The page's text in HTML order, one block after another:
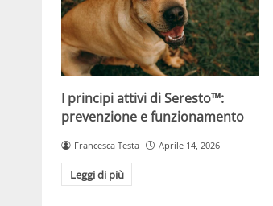
I principi attivi di Seresto™:
prevenzione e funzionamento
Francesca Testa Aprile 14, 2026
Leggi di più